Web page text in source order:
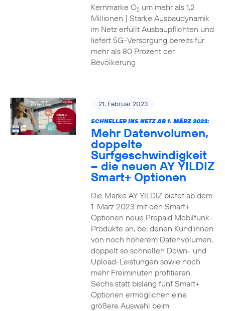
Kernmarke O2um mehr als 1,2
Millionen | Starke Ausbaudynamik
im Netz erfüllt Ausbaupflichten und
liefert 5G-Versorgung bereits für
mehr als 80 Prozent der
Bevölkerung
21. Februar 2023
SCHNELLER INS NETZ AB 1. MÄRZ 2023:
Mehr Datenvolumen,
doppelte
Surfgeschwindigkeit
– die neuen AY YILDIZ
Smart+ Optionen
Die Marke AY YILDIZ bietet ab dem
1. März 2023 mit den Smart+
Optionen neue Prepaid Mobilfunk-
Produkte an, bei denen Kund:innen
von noch höherem Datenvolumen,
doppelt so schnellen Down- und
Upload-Leistungen sowie noch
mehr Freiminuten profitieren.
Sechs statt bislang fünf Smart+
Optionen ermöglichen eine
größere Auswahl beim